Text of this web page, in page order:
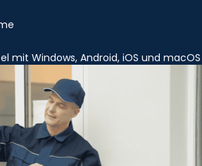
mit Windows, Android, iOS und macOS